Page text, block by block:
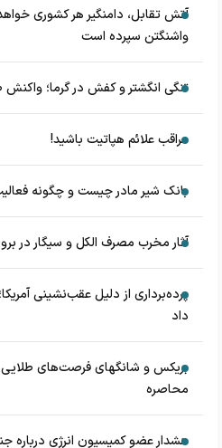
آتش تقابل، دامنگیر هر کشوری
واشنگتن سپرده است
تنگی انگشتر و کفش در گرما؛
مراقب علائم هپاتیت باشید!
بانک شیر مادر چیست و چگونه
آثار مخرب مصرف الکل و سیگار در
پرده‌برداری از دلیل عقب‌نشینی
داد
بریکس و شانگهای فرصت‌های طلایی
محاصره
هشدار عضو کمیسیون انرژی